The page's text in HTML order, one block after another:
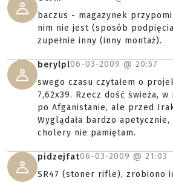
baczus - magazynek
nim nie jest (sposób
zupełnie inny (inny montaż).
berylpl06-03-2009 @ 20:57
swego czasu czytałem o
7,62x39. Rzecz dość świeża,
po Afganistanie, ale przed
Wyglądała bardzo
cholery nie pamiętam.
pidzejfat06-03-2009 @ 21:03
SR47 (stoner rifle), zrobiono